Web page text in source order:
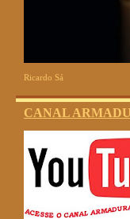
Ricardo Sá
CANAL